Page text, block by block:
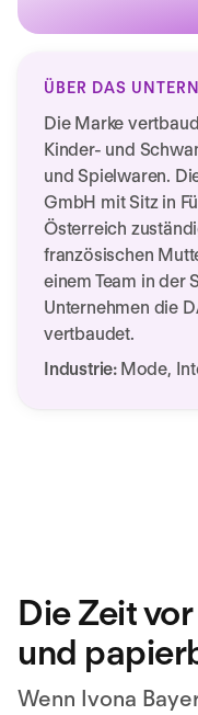
ÜBER DAS
Die Marke
Kinder- und
und Spielwaren.
GmbH mit Sitz in
Österreich
französischen
einem Team in der
Unternehmen die
vertbaudet.
Industrie: Mode,
Die Zeit
und
Wenn Ivona